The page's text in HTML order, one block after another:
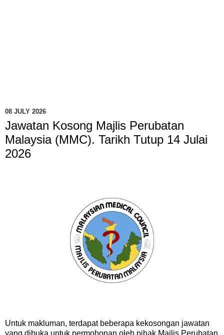
08 JULY 2026
Jawatan Kosong Majlis Perubatan
Malaysia (MMC). Tarikh Tutup 14 Julai
2026
Untuk makluman, terdapat beberapa kekosongan jawatan
yang dibuka untuk permohonan oleh pihak Majlis Perubatan